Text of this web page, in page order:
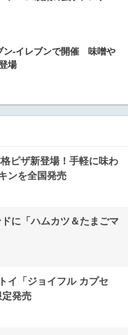
ン-イレブンで開催 味噌や
場
ピザ新登場！手軽に味わ
ンを全国発売
に「ハムカツ＆たまごマ
イ「ジョイフル カプセ
発売